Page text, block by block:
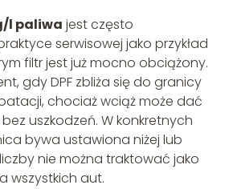
l paliwa jest często
serwisowej jako przykład
filtr jest już mocno obciążony.
gdy DPF zbliża się do granicy
chociaż wciąż może dać
uszkodzeń. W konkretnych
bywa ustawiona niżej lub
nie można traktować jako
wszystkich aut.